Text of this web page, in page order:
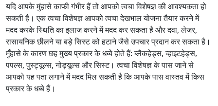
यदि आपके मुंहासे काफी गंभीर हैं तो आपको त्वचा विशेषज्ञ की आवश्यकता हो
सकती है। एक त्वचा विशेषज्ञ आपको त्वचा देखभाल योजना तैयार करने में
मदद करके स्थिति का इलाज करने में मदद कर सकता है और दवा, लेजर,
रासायनिक छीलने या बड़े सिस्ट को हटाने जैसे उपचार प्रदान कर सकता है।
मुँहासे के कारण छह मुख्य प्रकार के धब्बे होते हैं: ब्लैकहेड्स, व्हाइटहेड्स,
पपल्स, पुस्ट्यूल्स, नोड्यूल्स और सिस्ट। त्वचा विशेषज्ञ के पास जाने से
आपको यह पता लगाने में मदद मिल सकती है कि आपके पास वास्तव में किस
प्रकार के धब्बे हैं।